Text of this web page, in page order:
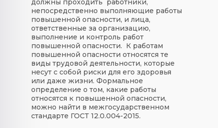
должны проходить работники,
непосредственно выполняющие работы
повышенной опасности, и лица,
ответственные за организацию,
выполнение и контроль работ
повышенной опасности. К работам
повышенной опасности относятся те
виды трудовой деятельности, которые
несут с собой риски для его здоровья
или даже жизни. Формальное
определение о том, какие работы
относятся к повышенной опасности,
можно найти в межгосударственном
стандарте ГОСТ 12.0.004-2015.